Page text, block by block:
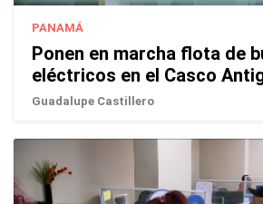
PANAMÁ
Ponen en marcha flota de
eléctricos en el Casco
Guadalupe Castillero